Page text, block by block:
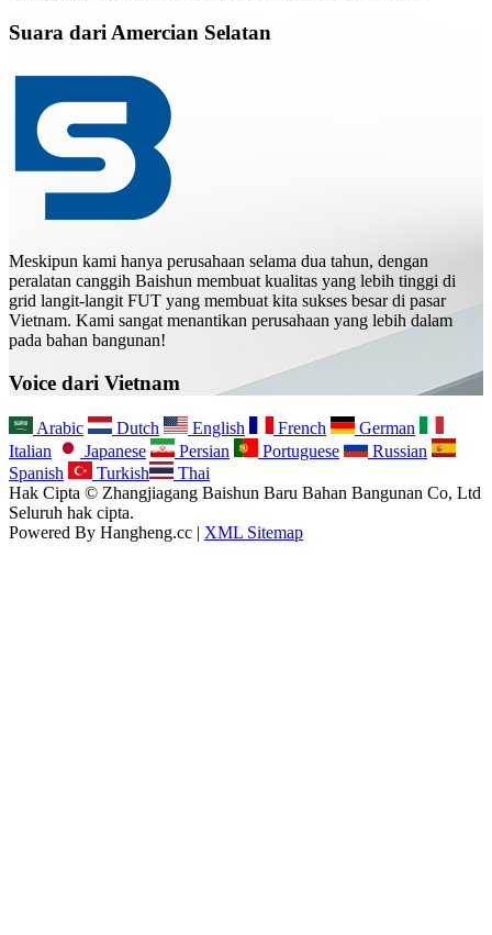
Suara dari Amercian Selatan
Meskipun kami hanya perusahaan selama dua tahun, dengan
peralatan canggih Baishun membuat kualitas yang lebih tinggi di
grid langit-langit FUT yang membuat kita sukses besar di pasar
Vietnam. Kami sangat menantikan perusahaan yang lebih dalam
pada bahan bangunan!
Voice dari Vietnam
Arabic Dutch English French
German
Italian
Japanese Persian Portuguese
Russian
Spanish
Turkish
Thai
Hak Cipta © Zhangjiagang Baishun Baru Bahan Bangunan Co, Ltd
Seluruh hak cipta.
Powered By Hangheng.cc | XML Sitemap